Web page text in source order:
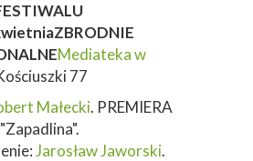
ZBRODNIE
Mediateka w
77
Małecki. PREMIERA
Jarosław Jaworski.